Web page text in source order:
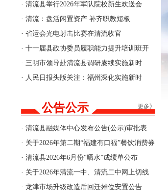
实践调研
· 清流县举行2026年军队院校新生欢送会
· 清流：盘活闲置资产 补齐职教短板
· 省运会光电射击比赛在清流收官
· 十一届县政协委员履职能力提升培训班开
班
· 三明市领导赴清流县调研赓续实施新时
代“堡垒工程”及群众身边不正之风和腐败问
· 人民日报头版关注：福州深化实施新时
更多》
公告公示
· 清流县融媒体中心发布公告(公示)审批表
· 关于2026年第二期“福建有口福”餐饮消费券
商户报名的公告
· 清流县2026年6月份“晒水”成绩单公布
· 关于2026年清流一中、清流二中网上切线
招生结果的公告
· 龙津市场升级改造后回迁摊位安置公告